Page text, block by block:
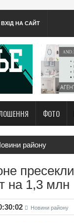
ВХІД НА САЙТ
ФОТО
району
на 1,3 млн
Новини району